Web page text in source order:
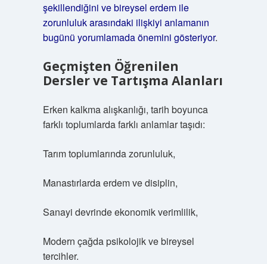
şekillendiğini ve bireysel erdem ile
zorunluluk arasındaki ilişkiyi anlamanın
bugünü yorumlamada önemini gösteriyor.
Geçmişten Öğrenilen
Dersler ve Tartışma Alanları
Erken kalkma alışkanlığı, tarih boyunca
farklı toplumlarda farklı anlamlar taşıdı:
Tarım toplumlarında zorunluluk,
Manastırlarda erdem ve disiplin,
Sanayi devrinde ekonomik verimlilik,
Modern çağda psikolojik ve bireysel
tercihler.